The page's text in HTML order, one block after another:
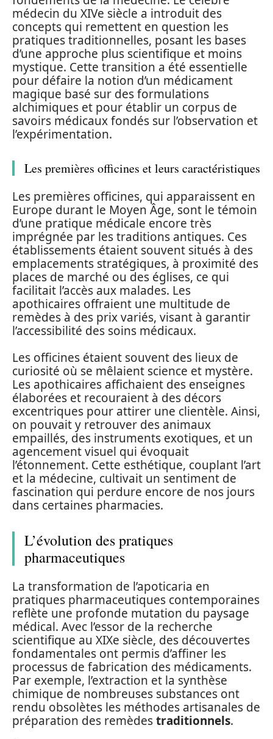
médecin du XIVe siècle a introduit des
concepts qui remettent en question les
pratiques traditionnelles, posant les bases
d’une approche plus scientifique et moins
mystique. Cette transition a été essentielle
pour défaire la notion d’un médicament
magique basé sur des formulations
alchimiques et pour établir un corpus de
savoirs médicaux fondés sur l’observation et
l’expérimentation.
Les premières officines et leurs caractéristiques
Les premières officines, qui apparaissent en
Europe durant le Moyen Âge, sont le témoin
d’une pratique médicale encore très
imprégnée par les traditions antiques. Ces
établissements étaient souvent situés à des
emplacements stratégiques, à proximité des
places de marché ou des églises, ce qui
facilitait l’accès aux malades. Les
apothicaires offraient une multitude de
remèdes à des prix variés, visant à garantir
l’accessibilité des soins médicaux.
Les officines étaient souvent des lieux de
curiosité où se mêlaient science et mystère.
Les apothicaires affichaient des enseignes
élaborées et recouraient à des décors
excentriques pour attirer une clientèle. Ainsi,
on pouvait y retrouver des animaux
empaillés, des instruments exotiques, et un
agencement visuel qui évoquait
l’étonnement. Cette esthétique, couplant l’art
et la médecine, cultivait un sentiment de
fascination qui perdure encore de nos jours
dans certaines pharmacies.
L’évolution des pratiques
pharmaceutiques
La transformation de l’apoticaria en
pratiques pharmaceutiques contemporaines
reflète une profonde mutation du paysage
médical. Avec l’essor de la recherche
scientifique au XIXe siècle, des découvertes
fondamentales ont permis d’affiner les
processus de fabrication des médicaments.
Par exemple, l’extraction et la synthèse
chimique de nombreuses substances ont
rendu obsolètes les méthodes artisanales de
préparation des remèdestraditionnels.